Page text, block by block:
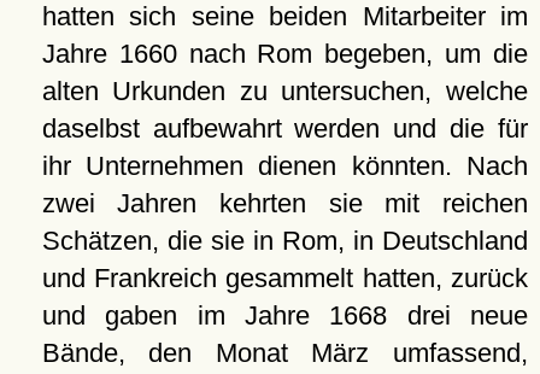
hatten sich seine beiden Mitarbeiter im
Jahre 1660 nach Rom begeben, um die
alten Urkunden zu untersuchen, welche
daselbst aufbewahrt werden und die für
ihr Unternehmen dienen könnten. Nach
zwei Jahren kehrten sie mit reichen
Schätzen, die sie in Rom, in Deutschland
und Frankreich gesammelt hatten, zurück
und gaben im Jahre 1668 drei neue
Bände, den Monat März umfassend,